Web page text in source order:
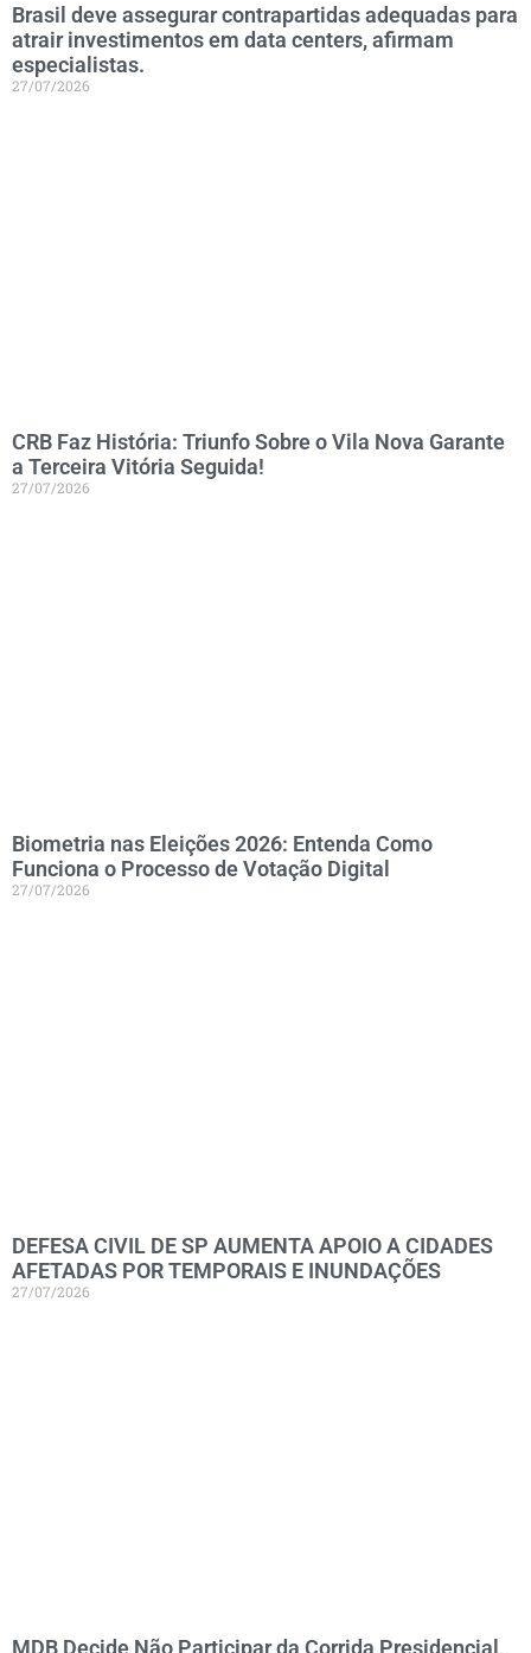
Brasil deve assegurar contrapartidas adequadas para
atrair investimentos em data centers, afirmam
especialistas.
27/07/2026
CRB Faz História: Triunfo Sobre o Vila Nova Garante
a Terceira Vitória Seguida!
27/07/2026
Biometria nas Eleições 2026: Entenda Como
Funciona o Processo de Votação Digital
27/07/2026
DEFESA CIVIL DE SP AUMENTA APOIO A CIDADES
AFETADAS POR TEMPORAIS E INUNDAÇÕES
27/07/2026
MDB Decide Não Participar da Corrida Presidencial,